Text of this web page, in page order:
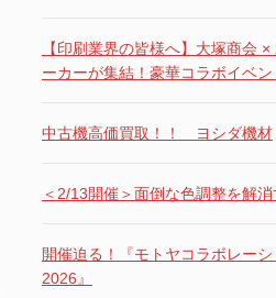
【印刷業界の皆様へ】大塚商会
ーカーが集結！豪華コラボイベ
中古機高価買取！！ ヨシダ機材
＜2/13開催＞面倒な色調整を解
開催迫る！『モトヤコラボレー
2026』